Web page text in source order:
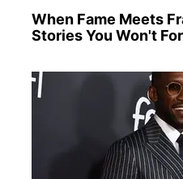
When Fame Meets
Stories You Won't